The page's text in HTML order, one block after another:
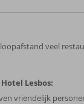
veel
Lesbos:
vriendelijk